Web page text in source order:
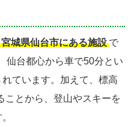
城県仙台市にある施設 で
仙台都心から車で50分とい
ています。加えて、標高
ことから、登山やスキーを